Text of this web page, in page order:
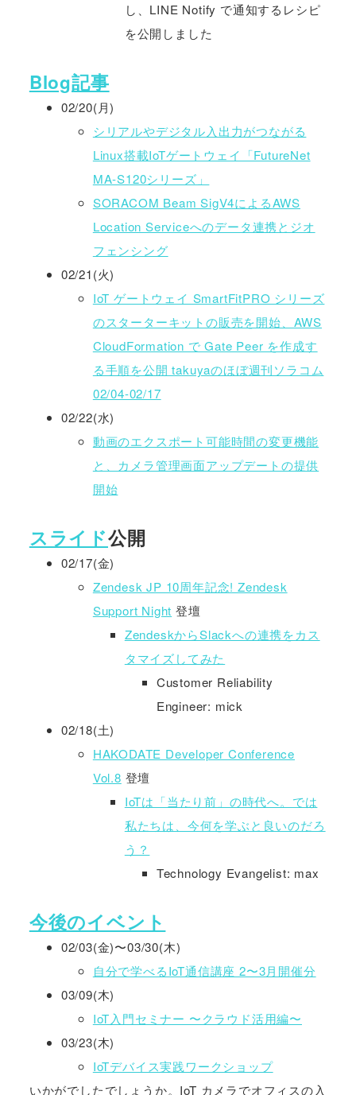
し、LINE Notify で通知するレシピ
を公開しました
Blog記事
02/20(月)
シリアルやデジタル入出力がつながる
Linux搭載IoTゲートウェイ「FutureNet
MA-S120シリーズ」
SORACOM Beam SigV4によるAWS
Location Serviceへのデータ連携とジオ
フェンシング
02/21(火)
IoT ゲートウェイ SmartFitPRO シリーズ
のスターターキットの販売を開始、AWS
CloudFormation で Gate Peer を作成す
る手順を公開 takuyaのほぼ週刊ソラコム
02/04-02/17
02/22(水)
動画のエクスポート可能時間の変更機能
と、カメラ管理画面アップデートの提供
開始
スライド公開
02/17(金)
Zendesk JP 10周年記念! Zendesk
Support Night 登壇
ZendeskからSlackへの連携をカス
タマイズしてみた
Customer Reliability
Engineer: mick
02/18(土)
HAKODATE Developer Conference
Vol.8 登壇
IoTは「当たり前」の時代へ。では
私たちは、今何を学ぶと良いのだろ
う？
Technology Evangelist: max
今後のイベント
02/03(金)〜03/30(木)
自分で学べるIoT通信講座 2〜3月開催分
03/09(木)
IoT入門セミナー 〜クラウド活用編〜
03/23(木)
IoTデバイス実践ワークショップ
いかがでしたでしょうか。IoT カメラでオフィスの入